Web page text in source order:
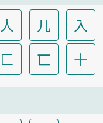
人 儿 入
匚 匸 十